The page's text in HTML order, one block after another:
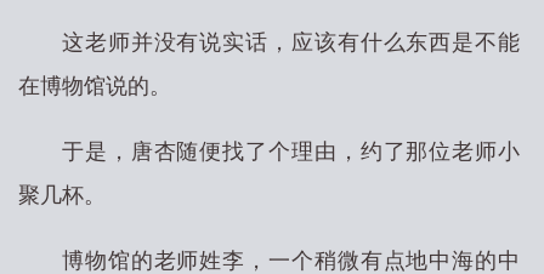
这老师并没有说实话，应该有什么东西是不能
在博物馆说的。
于是，唐杏随便找了个理由，约了那位老师小
聚几杯。
博物馆的老师姓李，一个稍微有点地中海的中